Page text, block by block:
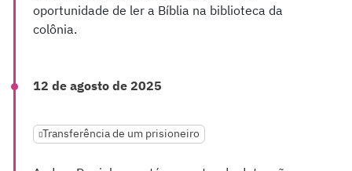
oportunidade de ler a Bíblia na biblioteca da
colônia.
12 de agosto de 2025
Transferência de um prisioneiro